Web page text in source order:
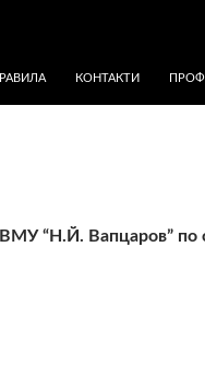
КОНТАКТИ
“Н.Й. Вапцаров” по